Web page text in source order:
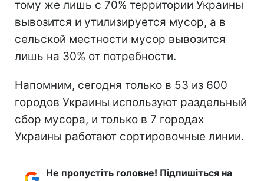
тому же лишь с 70% территории Украины
вывозится и утилизируется мусор, а в
сельской местности мусор вывозится
лишь на 30% от потребности.
Напомним, сегодня только в 53 из 600
городов Украины используют раздельный
сбор мусора, и только в 7 городах
Украины работают сортировочные линии.
Не пропустіть головне! Підпишіться на